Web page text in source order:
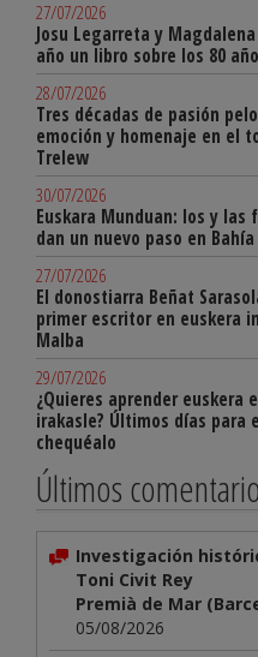
27/07/2026
Josu Legarreta y
año un libro sobre los 80
28/07/2026
Tres décadas de pasión
emoción y homenaje en el
Trelew
30/07/2026
Euskara Munduan: los y
dan un nuevo paso en
27/07/2026
El donostiarra Beñat
primer escritor en euskera
Malba
29/07/2026
¿Quieres aprender euskera
irakasle? Últimos días para
chequéalo
Últimos
Investigación
Toni Civit Rey
Premià de Mar
05/08/2026